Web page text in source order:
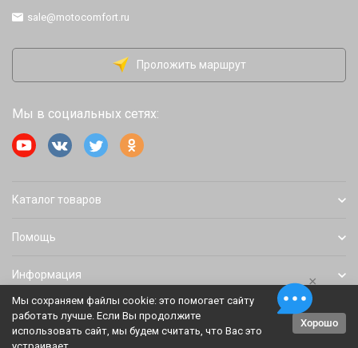
sale@motocomfort.ru
Проложить маршрут
Мы в социальных сетях:
Каталог товаров
Помощь
Информация
Политика персональных данных
Мы сохраняем файлы cookie: это помогает сайту
работать лучше. Если Вы продолжите
использовать сайт, мы будем считать, что Вас это
Хорошо
×